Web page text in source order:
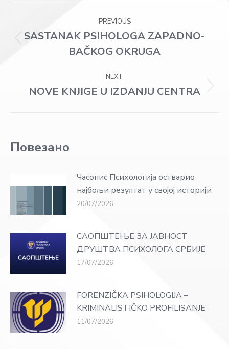
navigation
PREVIOUS
post:
SASTANAK PSIHOLOGA ZAPADNO-
BAČKOG OKRUGA
NEXT
Next
NOVE KNJIGE U IZDANJU CENTRA
Повезано
Часопис Психологија остварио
најбољи резултат у својој историји
20/07/2026
САОПШТЕЊЕ ЗА ЈАВНОСТ
ДРУШТВА ПСИХОЛОГА СРБИЈЕ
17/07/2026
FORENZIČKA PSIHOLOGIJA –
KRIMINALISTIČKO PROFILISANJE
11/07/2026